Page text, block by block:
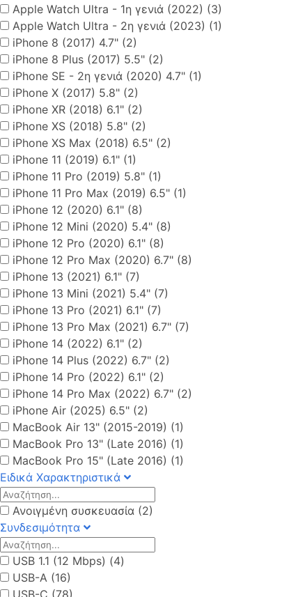
Apple Watch Ultra - 1η γενιά (2022) (3)
Apple Watch Ultra - 2η γενιά (2023) (1)
iPhone 8 (2017) 4.7" (2)
iPhone 8 Plus (2017) 5.5" (2)
iPhone SE - 2η γενιά (2020) 4.7" (1)
iPhone X (2017) 5.8" (2)
iPhone XR (2018) 6.1" (2)
iPhone XS (2018) 5.8" (2)
iPhone XS Max (2018) 6.5" (2)
iPhone 11 (2019) 6.1" (1)
iPhone 11 Pro (2019) 5.8" (1)
iPhone 11 Pro Max (2019) 6.5" (1)
iPhone 12 (2020) 6.1" (8)
iPhone 12 Mini (2020) 5.4" (8)
iPhone 12 Pro (2020) 6.1" (8)
iPhone 12 Pro Max (2020) 6.7" (8)
iPhone 13 (2021) 6.1" (7)
iPhone 13 Mini (2021) 5.4" (7)
iPhone 13 Pro (2021) 6.1" (7)
iPhone 13 Pro Max (2021) 6.7" (7)
iPhone 14 (2022) 6.1" (2)
iPhone 14 Plus (2022) 6.7" (2)
iPhone 14 Pro (2022) 6.1" (2)
iPhone 14 Pro Max (2022) 6.7" (2)
iPhone Air (2025) 6.5" (2)
MacBook Air 13" (2015-2019) (1)
MacBook Pro 13" (Late 2016) (1)
MacBook Pro 15" (Late 2016) (1)
Ειδικά Χαρακτηριστικά
Ανοιγμένη συσκευασία (2)
Συνδεσιμότητα
USB 1.1 (12 Mbps) (4)
USB-A (16)
USB-C (78)